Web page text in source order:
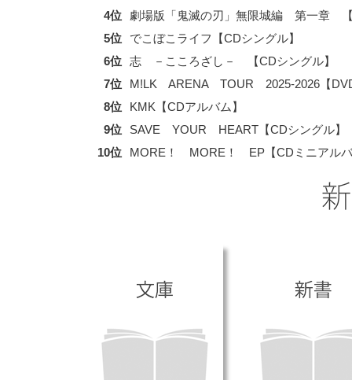
4位
劇場版「鬼滅の刃」無限城編 第一章
5位
でこぼこライフ【CDシングル】
6位 志 －こころざし－ 【CDシングル】
7位
M!LK ARENA TOUR 2025-2026【
8位
KMK【CDアルバム】
9位
SAVE YOUR HEART【CDシングル】
10位
MORE！ MORE！ EP【CDミニアル